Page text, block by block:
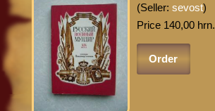
(Seller: sevost)
Price 140,00 hrn.
Order